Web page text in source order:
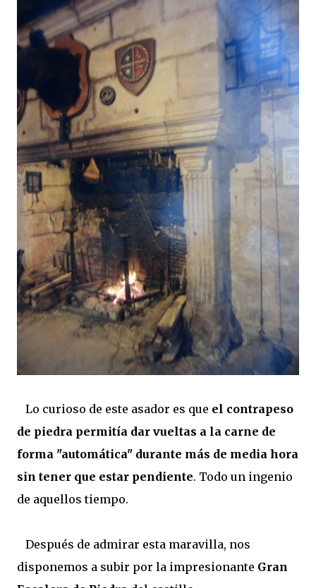
Lo curioso de este asador es que el contrapeso
de piedra permitía dar vueltas a la carne de
forma "automática" durante más de media hora
sin tener que estar pendiente. Todo un ingenio
de aquellos tiempo.
Después de admirar esta maravilla, nos
disponemos a subir por la impresionante Gran